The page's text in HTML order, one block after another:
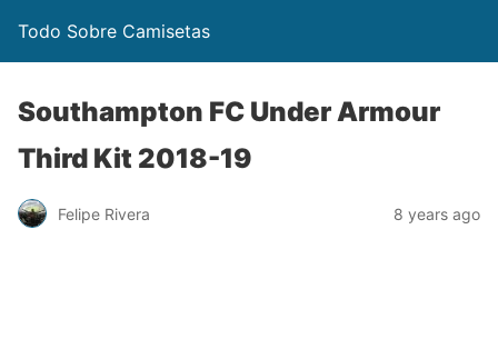
Todo Sobre Camisetas
Southampton FC Under Armour
Third Kit 2018-19
Felipe Rivera 8 years ago